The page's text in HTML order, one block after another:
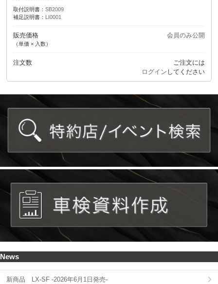
取付説明書： SB2009
補足説明書： LI0001
販売価格
（単価 × 入数）
会員のみ公開
注文数
ご注文には
ログイン してください
News
新商品 LX-SF -2026年6月1日発売-